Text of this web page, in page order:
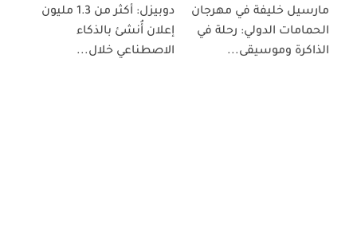
مارسيل خليفة في مهرجان
الحمامات الدولي: رحلة في
الذاكرة وموسيقى...
دوبيزل: أكثر من 1.3 مليون
إعلان أُنشئ بالذكاء
الاصطناعي خلال...